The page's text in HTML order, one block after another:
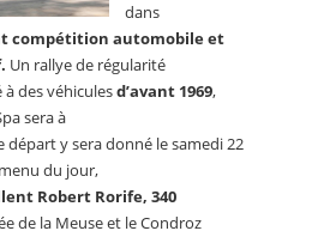
dans
compétition automobile et
Un rallye de régularité
des véhiculesd’avant 1969,
sera à
départ y sera donné le samedi 22
du jour,
Robert Rorife, 340
de la Meuse et le Condroz